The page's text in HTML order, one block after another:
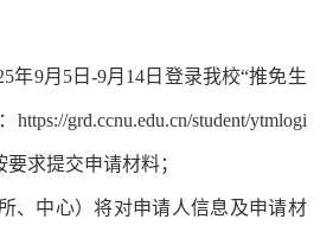
年9月5日-9月14日登录我校“推免生
grd.ccnu.edu.cn/student/ytmlogi
求提交申请材料；
、中心）将对申请人信息及申请材